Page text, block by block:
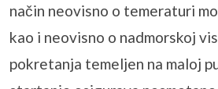
način neovisno o temeraturi
kao i neovisno o nadmorskoj
pokretanja temeljen na maloj